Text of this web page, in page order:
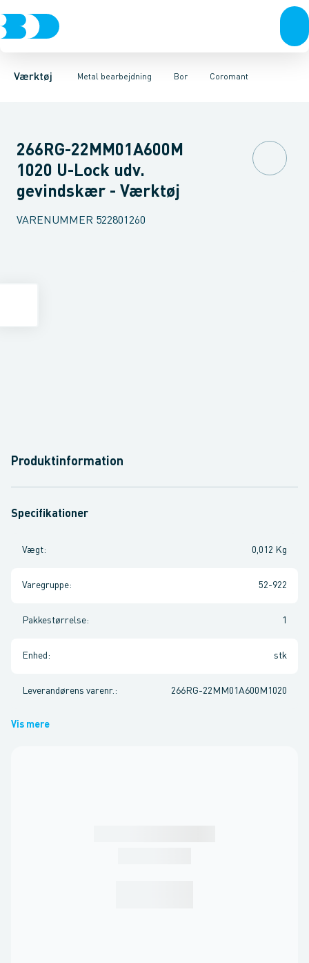
Værktøj Metal bearbejdning
Akku- & elværktøj Håndværktøj RørværktøjBits & toppe
Bor
Kernebor FræsereGevindskæring Holdeværktøj og
Coromant
Coromant Dormer holdeværktøjerHårdmetal borPinol bor
266RG-22MM01A600M
1020 U-Lock udv.
gevindskær - Værktøj
VARENUMMER 522801260
Produktinformation
Specifikationer
Vægt: 0,012 Kg
Varegruppe: 52-922
Pakkestørrelse: 1
Enhed : stk
Leverandørens varenr. : 266RG-22MM01A600M1020
Vis mere